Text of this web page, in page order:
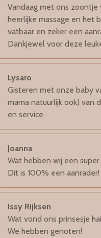
Vandaag met ons
heerlijke massage en het
vatbaar en zeker een
Dankjewel voor deze
Lysaro
Gisteren met onze baby
mama natuurlijk ook) van
en service
Joanna
Wat hebben wij een
Dit is 100% een aanrader!
Issy Rijksen
Wat vond ons prinsesje
We hebben genoten!